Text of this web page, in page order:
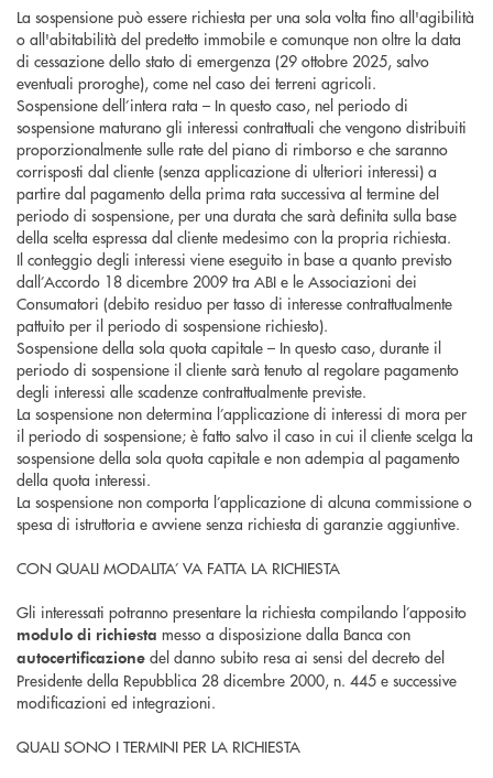
La sospensione può essere richiesta per una sola volta fino all'agibilità
o all'abitabilità del predetto immobile e comunque non oltre la data
di cessazione dello stato di emergenza (29 ottobre 2025, salvo
eventuali proroghe), come nel caso dei terreni agricoli.
Sospensione dell’intera rata – In questo caso, nel periodo di
sospensione maturano gli interessi contrattuali che vengono distribuiti
proporzionalmente sulle rate del piano di rimborso e che saranno
corrisposti dal cliente (senza applicazione di ulteriori interessi) a
partire dal pagamento della prima rata successiva al termine del
periodo di sospensione, per una durata che sarà definita sulla base
della scelta espressa dal cliente medesimo con la propria richiesta.
Il conteggio degli interessi viene eseguito in base a quanto previsto
dall’Accordo 18 dicembre 2009 tra ABI e le Associazioni dei
Consumatori (debito residuo per tasso di interesse contrattualmente
pattuito per il periodo di sospensione richiesto).
Sospensione della sola quota capitale – In questo caso, durante il
periodo di sospensione il cliente sarà tenuto al regolare pagamento
degli interessi alle scadenze contrattualmente previste.
La sospensione non determina l’applicazione di interessi di mora per
il periodo di sospensione; è fatto salvo il caso in cui il cliente scelga la
sospensione della sola quota capitale e non adempia al pagamento
della quota interessi.
La sospensione non comporta l’applicazione di alcuna commissione o
spesa di istruttoria e avviene senza richiesta di garanzie aggiuntive.
CON QUALI MODALITA’ VA FATTA LA RICHIESTA
Gli interessati potranno presentare la richiesta compilando l’apposito
modulo di richiesta messo a disposizione dalla Banca con
autocertificazione del danno subito resa ai sensi del decreto del
Presidente della Repubblica 28 dicembre 2000, n. 445 e successive
modificazioni ed integrazioni.
QUALI SONO I TERMINI PER LA RICHIESTA